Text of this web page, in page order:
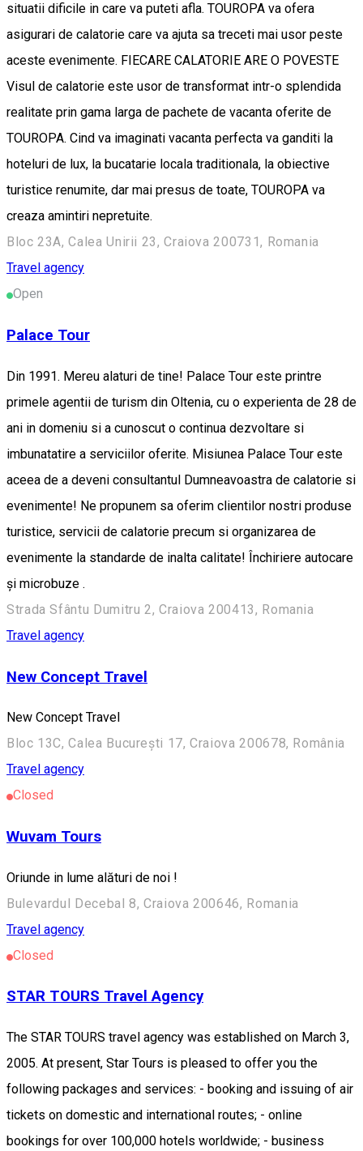
situatii dificile in care va puteti afla. TOUROPA va ofera
asigurari de calatorie care va ajuta sa treceti mai usor peste
aceste evenimente. FIECARE CALATORIE ARE O POVESTE
Visul de calatorie este usor de transformat intr-o splendida
realitate prin gama larga de pachete de vacanta oferite de
TOUROPA. Cind va imaginati vacanta perfecta va ganditi la
hoteluri de lux, la bucatarie locala traditionala, la obiective
turistice renumite, dar mai presus de toate, TOUROPA va
creaza amintiri nepretuite.
Bloc 23A, Calea Unirii 23, Craiova 200731, Romania
Travel agency
Open
Palace Tour
Din 1991. Mereu alaturi de tine! Palace Tour este printre
primele agentii de turism din Oltenia, cu o experienta de 28 de
ani in domeniu si a cunoscut o continua dezvoltare si
imbunatatire a serviciilor oferite. Misiunea Palace Tour este
aceea de a deveni consultantul Dumneavoastra de calatorie si
evenimente! Ne propunem sa oferim clientilor nostri produse
turistice, servicii de calatorie precum si organizarea de
evenimente la standarde de inalta calitate! Închiriere autocare
și microbuze .
Strada Sfântu Dumitru 2, Craiova 200413, Romania
Travel agency
New Concept Travel
New Concept Travel
Bloc 13C, Calea București 17, Craiova 200678, România
Travel agency
Closed
Wuvam Tours
Oriunde in lume alături de noi !
Bulevardul Decebal 8, Craiova 200646, Romania
Travel agency
Closed
STAR TOURS Travel Agency
The STAR TOURS travel agency was established on March 3,
2005. At present, Star Tours is pleased to offer you the
following packages and services: - booking and issuing of air
tickets on domestic and international routes; - online
bookings for over 100,000 hotels worldwide; - business